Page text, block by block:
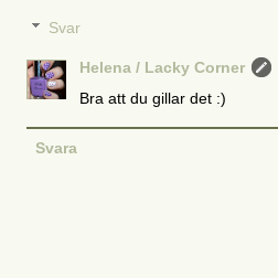
Svar
Helena / Lacky Corner
Bra att du gillar det :)
Svara